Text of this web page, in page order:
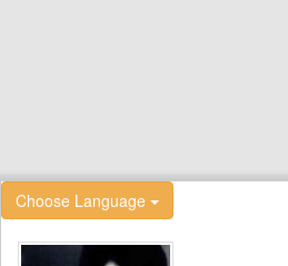
Choose Language